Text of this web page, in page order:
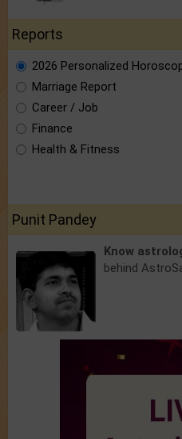
Reports
2026 Personalized
Marriage Report
Career / Job
Finance
Health & Fitness
Punit Pandey
Know
behind